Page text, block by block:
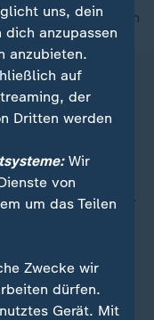
nach oben
uns, dein
dich anzupassen
anzubieten.
auf
der
Dritten werden
Wir
von
um das Teilen
Zwecke wir
dürfen.
Gerät. Mit